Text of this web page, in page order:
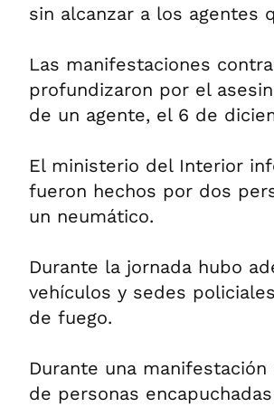
sin alcanzar a los agentes
Las manifestaciones
profundizaron por el
de un agente, el 6 de
El ministerio del Interior
fueron hechos por dos
un neumático.
Durante la jornada hubo
vehículos y sedes
de fuego.
Durante una
de personas